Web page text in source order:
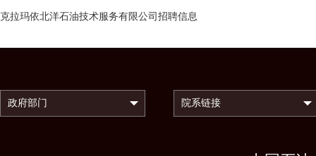
克拉玛依北洋石油技术服务有限公司招聘信息